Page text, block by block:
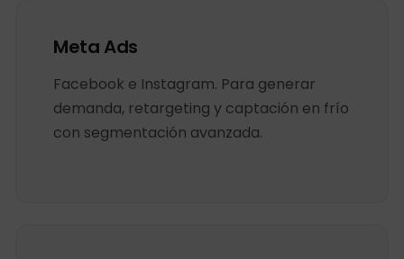
Meta Ads
Facebook e Instagram. Para generar
demanda, retargeting y captación en frío
con segmentación avanzada.